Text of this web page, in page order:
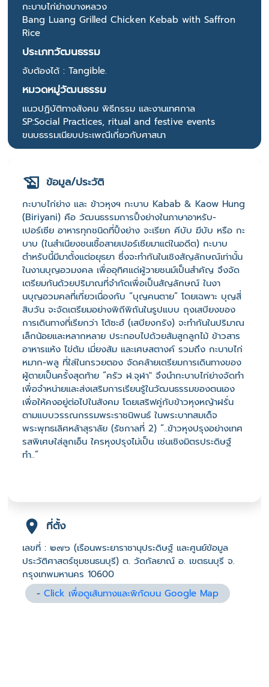
กะบาบไก่ย่างบางหลวง
Bang Luang Grilled Chicken Kebab with Saffron
Rice
ประเภทวัฒนธรรม
จับต้องได้ : Tangible.
หมวดหมู่วัฒนธรรม
แนวปฏิบัติทางสังคม พิธีกรรม และงานเทศกาล
SP:Social Practices, ritual and festive events
ขนบธรรมเนียบประเพณีเกี่ยวกับศาสนา
ข้อมูล/ประวัติ
กะบาบไก่ย่าง และ ข้าวหุงฯ กะบาบ Kabab & Kaow Hung
(Biriyani) คือ วัฒนธรรมการปิ้งย่างในภาษาอาหรับ-
เปอร์เซีย อาหารทุกชนิดที่ปิ้งย่าง จะเรียก คีบับ ฆีบับ หรือ กะ
บาบ (ในสำเนียงชนเชื้อสายเปอร์เซียมาแต่ในอดีต) กะบาบ
ตำหรับนี้มีมาตั้งแต่อยุธยา ซึ่งจะทำกันในเชิงสัญลักษณ์เท่านั้น
ในงานบุญอวมงคล เพื่ออุทิศแด่ผู้วายชนม์เป็นสำคัญ จึงจัด
เตรียมกันด้วยปริมาณที่จำกัดเพื่อเป็นสัญลักษณ์ ในงา
นบุญอวมคลที่เกี่ยวเนื่องกับ “บุญคนตาย” โดยเฉพาะ บุญสี่
สิบวัน จะจัดเตรียมอย่างพิถีพิถันในรูปแบบ ถุงเสบียงของ
การเดินทางที่เรียกว่า โต้ซะฮ์ (เสบียงกรัง) จะทำกันในปริมาณ
เล็กน้อยและหลากหลาย ประกอบไปด้วยส้มสูกลูกไม้ ข้าวสาร
อาหารแห้ง ไข่ต้ม เมี่ยงส้ม และเศษสตางค์ รวมถึง กะบาบไก่
หมาก-พลู ที่ใส่ในกรวยตอง จัดคล้ายเตรียมการเดินทางของ
ผู้ตายเป็นครั้งสุดท้าย “ครัว ฬ.จุฬา" จึงนำกะบาบไก่ย่างจัดทำ
เพื่อจำหน่ายและส่งเสริมการเรียนรู้ในวัฒนธรรมของตนเอง
เพื่อให้คงอยู่ต่อไปในสังคม โดยเสริฟคู่กับข้าวหุงหญ้าฝรั่น
ตามแบบวรรณกรรมพระราชนิพนธ์ ในพระบาทสมเด็จ
พระพุทธเลิศหล้าสุราลัย (รัชกาลที่ 2) “..ข้าวหุงปรุงอย่างเทศ
รสพิเศษใส่ลูกเอ็น ใครหุงปรุงไม่เป็น เช่นเชิงมิตรประดิษฐ์
ทำ..”
ที่ตั้ง
เลขที่ : ๒๗๖ (เรือนพระยาราชานุประดิษฐ์ และศูนย์ข้อมูล
ประวัติศาสตร์ชุมชนธนบุรี) ต. วัดกัลยาณ์ อ. เขตธนบุรี จ.
กรุงเทพมหานคร 10600
-Click เพื่อดูเส้นทางและพิกัดบน Google Map